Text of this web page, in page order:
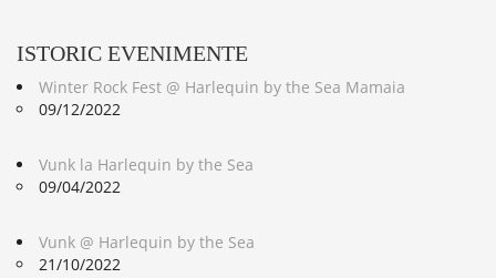
ISTORIC EVENIMENTE
Winter Rock Fest @ Harlequin by the Sea Mamaia
09/12/2022
Vunk la Harlequin by the Sea
09/04/2022
Vunk @ Harlequin by the Sea
21/10/2022